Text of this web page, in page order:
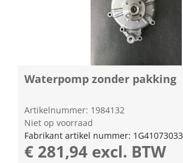
Waterpomp zonder pakking
Artikelnummer: 1984132
Niet op voorraad
Fabrikant artikel nummer: 1G41073033
€ 281,94 excl. BTW